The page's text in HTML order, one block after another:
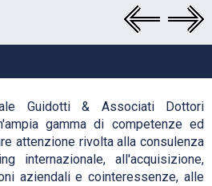
Guidotti & Associati Dottori
gamma di competenze ed
attenzione rivolta alla consulenza
internazionale, all'acquisizione,
aziendali e cointeressenze, alle